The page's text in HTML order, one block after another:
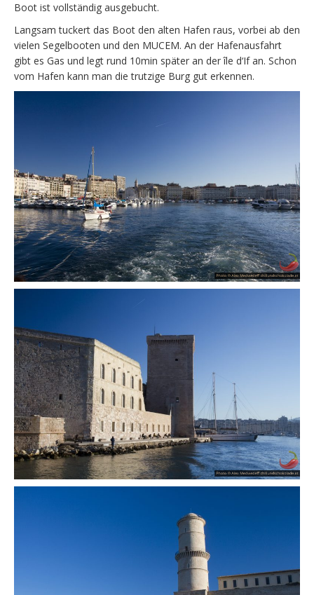
Boot ist vollständig ausgebucht.
Langsam tuckert das Boot den alten Hafen raus, vorbei ab den
vielen Segelbooten und den MUCEM. An der Hafenausfahrt
gibt es Gas und legt rund 10min später an der île d‘If an. Schon
vom Hafen kann man die trutzige Burg gut erkennen.